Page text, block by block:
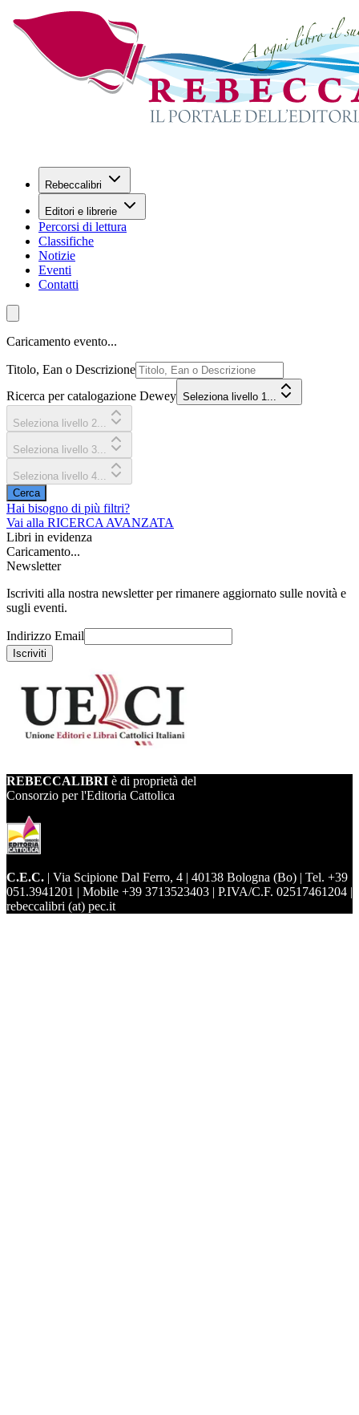
Rebeccalibri
Editori e librerie
Percorsi di lettura
Classifiche
Notizie
Eventi
Contatti
Caricamento evento...
Titolo, Ean o Descrizione
Ricerca per catalogazione Dewey Seleziona livello 1...
Seleziona livello 2...
Seleziona livello 3...
Seleziona livello 4...
Cerca
Hai bisogno di più filtri?
Vai alla RICERCA AVANZATA
Libri in evidenza
Caricamento...
Newsletter
Iscriviti alla nostra newsletter per rimanere aggiornato sulle novità e
sugli eventi.
Indirizzo Email
Iscriviti
REBECCALIBRI è di proprietà del
Consorzio per l'Editoria Cattolica
C.E.C. | Via Scipione Dal Ferro, 4 | 40138 Bologna (Bo) | Tel. +39
051.3941201 | Mobile +39 3713523403 | P.IVA/C.F. 02517461204 |
rebeccalibri (at) pec.it